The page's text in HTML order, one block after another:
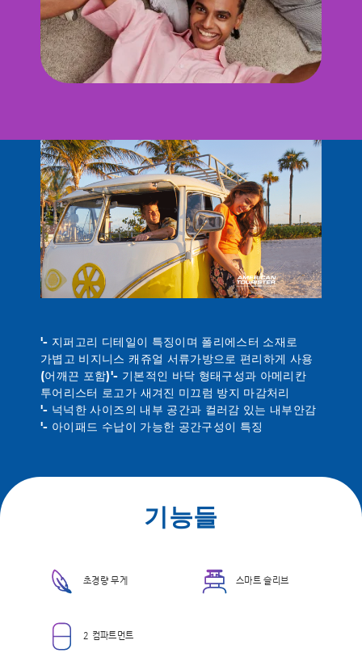
'- 지퍼고리 디테일이 특징이며 폴리에스터 소재로
가볍고 비지니스 캐쥬얼 서류가방으로 편리하게 사용
(어깨끈 포함)'- 기본적인 바닥 형태구성과 아메리칸
투어리스터 로고가 새겨진 미끄럼 방지 마감처리
'- 넉넉한 사이즈의 내부 공간과 컬러감 있는 내부안감
'- 아이패드 수납이 가능한 공간구성이 특징
기능들
초경량 무게 스마트 슬리브
2 컴파트먼트